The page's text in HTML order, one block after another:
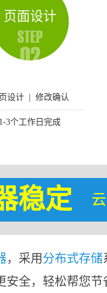
页面设计
设计 | 修改确认
1-3个工作日完成
稳定
，采用分布式存储
全，轻松帮您节